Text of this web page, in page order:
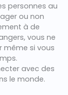
personnes au
ou non
à de
vous ne
même si vous
avec des
le monde.